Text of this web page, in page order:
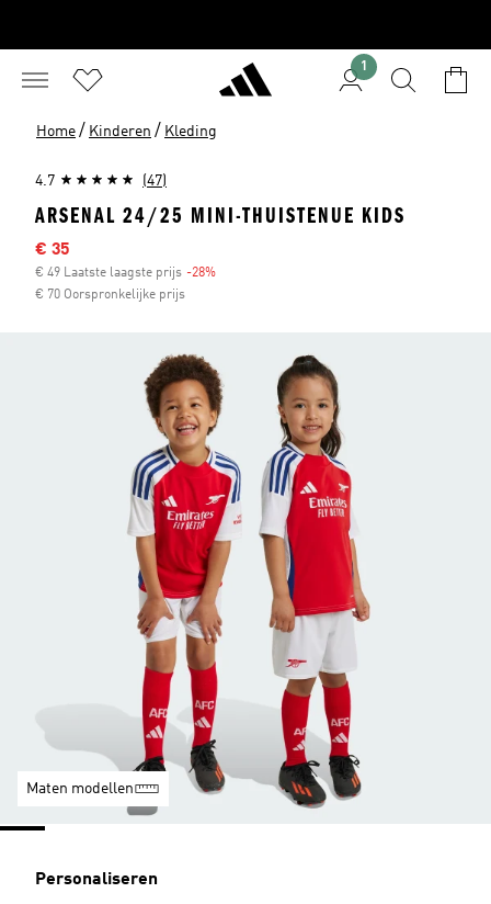
1
Home / Kinderen / Kleding
4.7 (47)
ARSENAL 24/25 MINI-THUISTENUE KIDS
Sale price
€ 35
€ 49 Laatste laagste prijs -28%
€ 70 Oorspronkelijke prijs
Maten modellen
Personaliseren